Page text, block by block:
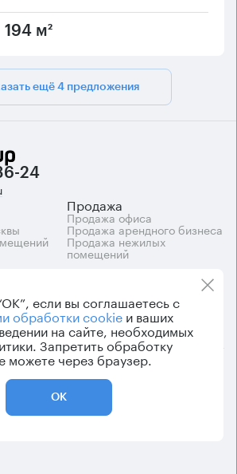
194 м²
ещё 4 предложения
24
Продажа
Продажа офиса
Продажа арендного бизнеса
Продажа нежилых
помещений
О компании
Вакансии
Контакты
«АРЕНДА ОФИСА», ОГРН 1177746948686,
если вы соглашаетесь с
обработки cookieи ваших
на сайте, необходимых
Запретить обработку
можете через браузер.
ОК